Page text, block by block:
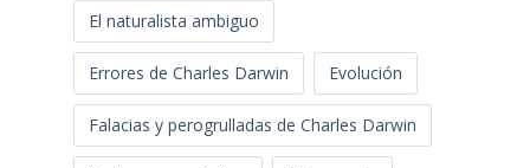
El naturalista ambiguo
Errores de Charles Darwin Evolución
Falacias y perogrulladas de Charles Darwin